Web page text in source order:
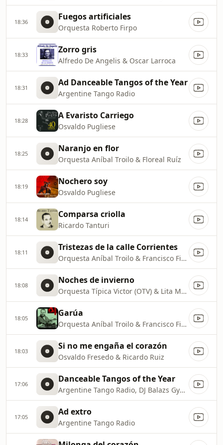
18:36 Fuegos artificiales
Orquesta Roberto Firpo
18:33 Zorro gris
Alfredo De Angelis & Oscar Larroca
18:31 Ad Danceable Tangos of the Year
Argentine Tango Radio
18:28 A Evaristo Carriego
Osvaldo Pugliese
18:25 Naranjo en flor
Orquesta Aníbal Troilo & Floreal Ruíz
18:19 Nochero soy
Osvaldo Pugliese
18:14 Comparsa criolla
Ricardo Tanturi
18:11 Tristezas de la calle Corrientes
Orquesta Aníbal Troilo & Francisco Fiorentino
18:08 Noches de invierno
Orquesta Típica Victor (OTV) & Lita Morales
18:05 Garúa
Orquesta Aníbal Troilo & Francisco Fiorentino
18:03 Si no me engaña el corazón
Osvaldo Fresedo & Ricardo Ruiz
17:06 Danceable Tangos of the Year
Argentine Tango Radio, DJ Balazs Gyenis
17:05 Ad extro
Argentine Tango Radio